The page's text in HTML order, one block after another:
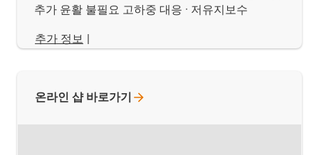
추가 윤활 불필요 고하중 대응 · 저유지보수
추가 정보 |
온라인 샵 바로가기